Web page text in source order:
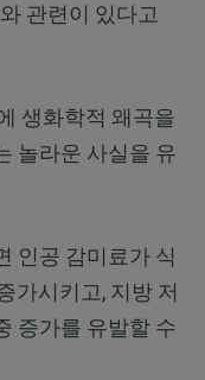
관련이 있다고
생화학적 왜곡을
놀라운 사실을 유
인공 감미료가 식
가시키고, 지방 저
증가를 유발할 수